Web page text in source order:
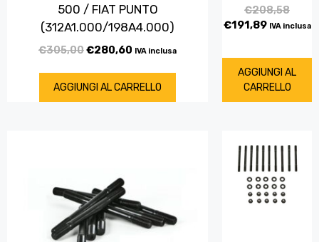
500 / FIAT PUNTO
(312A1.000/198A4.000)
€305,00€280,60 IVA inclusa
AGGIUNGI AL CARRELLO
€208,58
€191,89 IVA inclusa
AGGIUNGI AL
CARRELLO